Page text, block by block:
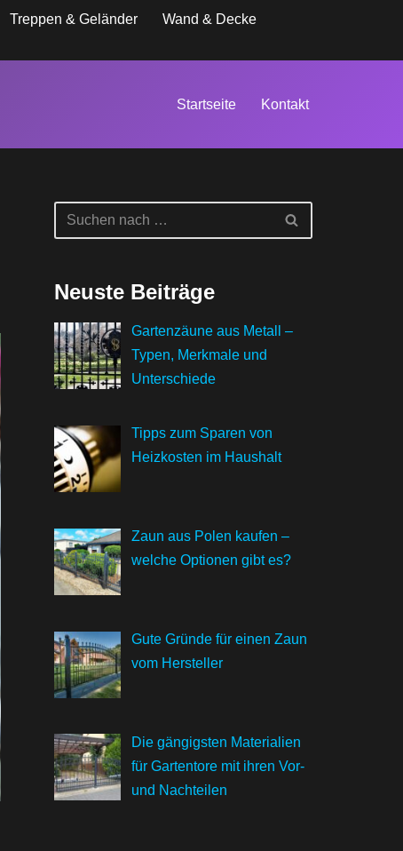
Treppen & Geländer
Wand & Decke
Startseite Kontakt
Neuste Beiträge
Gartenzäune aus Metall –
Typen, Merkmale und
Unterschiede
Tipps zum Sparen von
Heizkosten im Haushalt
Zaun aus Polen kaufen –
welche Optionen gibt es?
Gute Gründe für einen Zaun
vom Hersteller
Die gängigsten Materialien
für Gartentore mit ihren Vor-
und Nachteilen